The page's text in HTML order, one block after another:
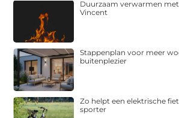
Duurzaam verwarmen
Vincent
Stappenplan voor meer
buitenplezier
Zo helpt een elektrische
sporter